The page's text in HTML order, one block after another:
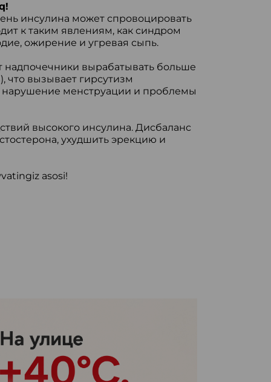
инсулина может спровоцировать
к таким явлениям, как синдром
ожирение и угревая сыпь.
надпочечники вырабатывать больше
что вызывает гирсутизм
нарушение менструации и проблемы
высокого инсулина. Дисбаланс
ухудшить эрекцию и
asosi!